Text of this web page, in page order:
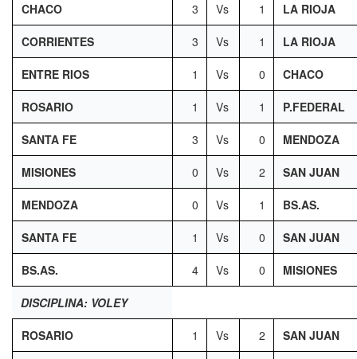
CHACO 3 Vs 1 LA RIOJA
CORRIENTES 3 Vs 1 LA RIOJA
ENTRE RIOS 1 Vs 0 CHACO
ROSARIO 1 Vs 1 P.FEDERAL
SANTA FE 3 Vs 0 MENDOZA
MISIONES 0 Vs 2 SAN JUAN
MENDOZA 0 Vs 1 BS.AS.
SANTA FE 1 Vs 0 SAN JUAN
BS.AS. 4 Vs 0 MISIONES
DISCIPLINA: VOLEY
ROSARIO 1 Vs 2 SAN JUAN